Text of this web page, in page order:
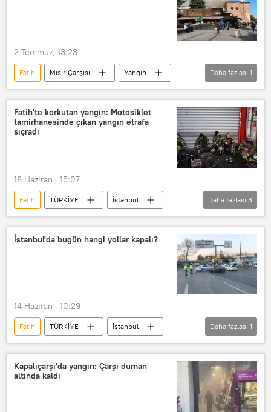
2 Temmuz, 13:23
Fatih Mısır Çarşısı
Yangın
Yangın söndürme
Daha fazlası 1
Fatih'te korkutan yangın: Motosiklet
tamirhanesinde çıkan yangın etrafa
sıçradı
18 Haziran , 15:07
Fatih TÜRKİYE
İstanbul
Motosiklet
Yangın
Yangın söndürme
Daha fazlası 3
İstanbul'da bugün hangi yollar kapalı?
14 Haziran , 10:29
Fatih TÜRKİYE
İstanbul
Beyoğlu
Daha fazlası 1
Kapalıçarşı'da yangın: Çarşı duman
altında kaldı